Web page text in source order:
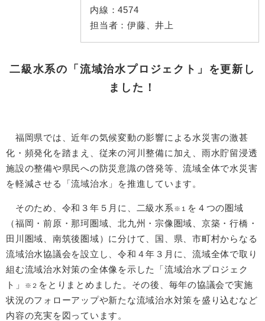
内線：4574
担当者： 伊藤、井上
二級水系の「流域治水プロジェクト」を更新し
ました！
福岡県では、近年の気候変動の影響による水災害の激甚
化・頻発化を踏まえ、従来の河川整備に加え、雨水貯留浸透
施設の整備や県民への防災意識の啓発等、流域全体で水災害
を軽減させる「流域治水」を推進しています。
そのため、令和３年５月に、二級水系 ※１
を４つの圏域
（福岡・前原・那珂圏域、北九州・宗像圏域、京築・行橋・
田川圏域、南筑後圏域）に分けて、国、県、市町村からなる
流域治水協議会を設立し、令和４年３月に、流域全体で取り
組む流域治水対策の全体像を示した「流域治水プロジェク
ト」
※２ をとりまとめました。その後、毎年の協議会で実施
状況のフォローアップや新たな流域治水対策を盛り込むなど
内容の充実を図っています。